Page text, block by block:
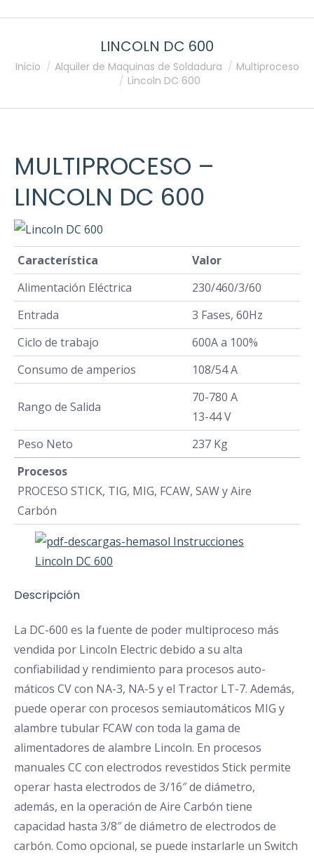
LINCOLN DC 600
Estás aquí:
Inicio Alquiler de Maquinas de Soldadura
Multiproceso
Lincoln DC 600
MULTIPROCESO –
LINCOLN DC 600
Característica
Valor
Alimentación Eléctrica
230/460/3/60
Entrada
3 Fases, 60Hz
Ciclo de trabajo
600A a 100%
Consumo de amperios
108/54 A
Rango de Salida
70-780 A
13-44 V
Peso Neto
237 Kg
Procesos
PROCESO STICK, TIG, MIG, FCAW, SAW y Aire
Carbón
Instrucciones
Lincoln DC 600
Descripción
La DC-600 es la fuente de poder multiproceso más
vendida por Lincoln Electric debido a su alta
confiabilidad y rendimiento para procesos auto-
máticos CV con NA-3, NA-5 y el Tractor LT-7. Además,
puede operar con procesos semiautomáticos MIG y
alambre tubular FCAW con toda la gama de
alimentadores de alambre Lincoln. En procesos
manuales CC con electrodos revestidos Stick permite
operar hasta electrodos de 3/16″ de diámetro,
además, en la operación de Aire Carbón tiene
capacidad hasta 3/8″ de diámetro de electrodos de
carbón. Como opcional, se puede instarlarle un Switch